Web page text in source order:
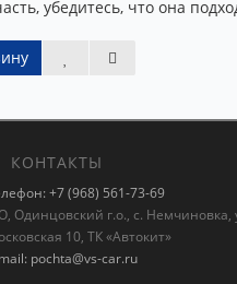
убедитесь, что она
КОНТАКТЫ
+7 (968) 561-73-69
Одинцовский г.о., с. Немчиновка,
10, ТК «Автокит»
pochta@vs-car.ru